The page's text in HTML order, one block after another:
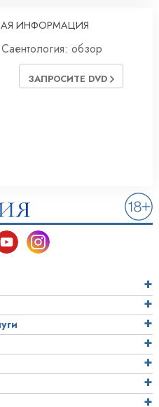
ИНФОРМАЦИЯ
Саентология: обзор
ЗАПРОСИТЕ DVD